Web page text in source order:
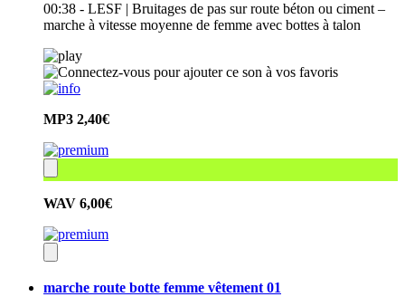
00:38 - LESF | Bruitages de pas sur route béton ou ciment –
marche à vitesse moyenne de femme avec bottes à talon
MP3 2,40€
WAV 6,00€
marche route botte femme vêtement 01